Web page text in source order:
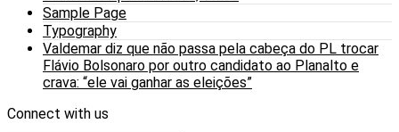
Sample Page
Typography
Valdemar diz que não passa pela cabeça do PL trocar
Flávio Bolsonaro por outro candidato ao Planalto e
crava: “ele vai ganhar as eleições”
Connect with us